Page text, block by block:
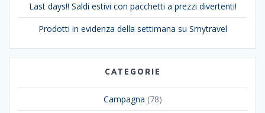
Last days!! Saldi estivi con pacchetti a prezzi divertenti!
Prodotti in evidenza della settimana su Smytravel
CATEGORIE
Campagna (78)